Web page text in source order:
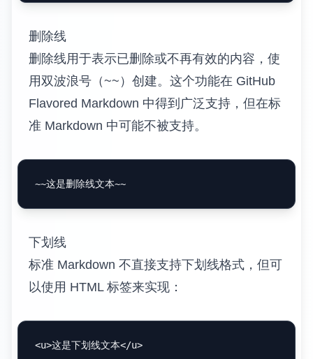
删除线
删除线用于表示已删除或不再有效的内容，使
用双波浪号（~~）创建。这个功能在 GitHub
Flavored Markdown 中得到广泛支持，但在标
准 Markdown 中可能不被支持。
下划线
标准 Markdown 不直接支持下划线格式，但可
以使用 HTML 标签来实现：
<u>这是下划线文本</u>